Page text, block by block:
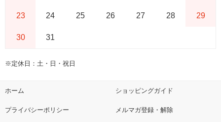
23 24 25 26 27 28 29
30 31
※定休日：土・日・祝日
ホーム ショッピングガイド
プライバシーポリシー メルマガ登録・解除